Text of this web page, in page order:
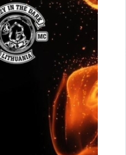
S”, reģ. Nr.
Food”, reģ. Nr.